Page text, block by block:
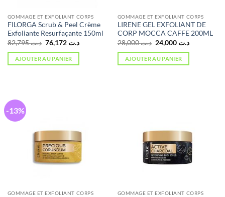
GOMMAGE ET EXFOLIANT CORPS
FILORGA Scrub & Peel Crème
Exfoliante Resurfaçante 150ml
د.ت82,795
Le
prix
initial
était :
د.ت 76,172
Le
AJOUTER AU PANIER
GOMMAGE ET EXFOLIANT CORPS
LIRENE GEL EXFOLIANT DE
CORP MOCCA CAFFE 200ML
د.ت28,000
Le
prix
initial
était :
د.ت 24,000
Le
AJOUTER AU PANIER
-13%
GOMMAGE ET EXFOLIANT CORPS GOMMAGE ET EXFOLIANT CORPS